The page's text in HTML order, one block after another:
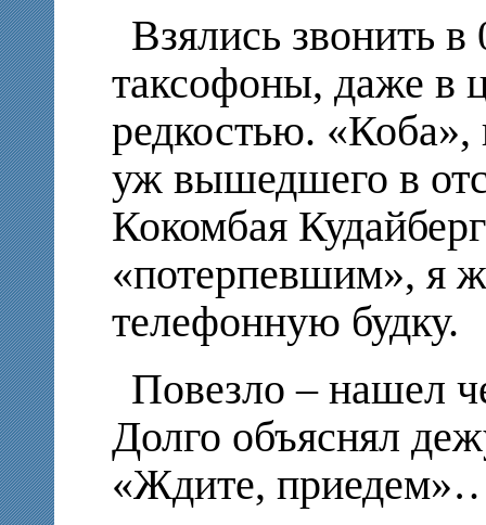
Взялись звонить
таксофоны, даже в
редкостью. «Коба»,
уж вышедшего в
Кокомбая
«потерпевшим», я
телефонную будку.
Повезло – нашел
Долго объяснял
«Ждите,